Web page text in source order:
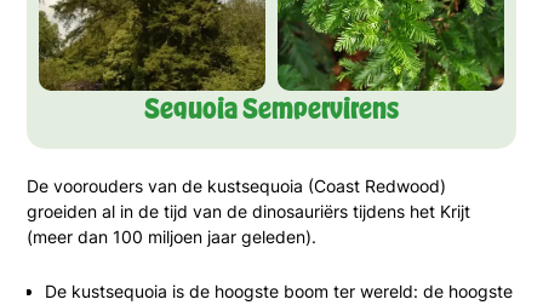
Sequoia Sempervirens
De voorouders van de kustsequoia (Coast Redwood)
groeiden al in de tijd van de dinosauriërs tijdens het Krijt
(meer dan 100 miljoen jaar geleden).
De kustsequoia is de hoogste boom ter wereld: de hoogste